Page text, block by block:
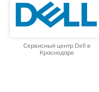
Сервисный центр Dell в
Краснодаре